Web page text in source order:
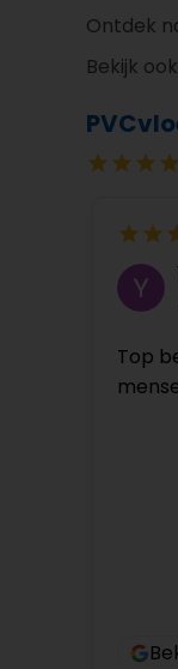
Ontdek
Bekijk
Top